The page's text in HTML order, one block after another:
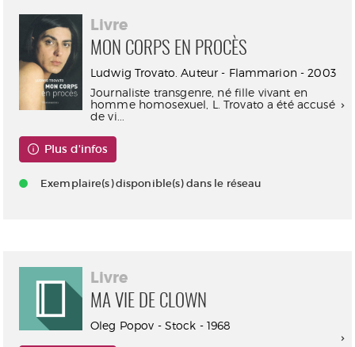
Livre
MON CORPS EN PROCÈS
Ludwig Trovato. Auteur - Flammarion - 2003
Journaliste transgenre, né fille vivant en
homme homosexuel, L. Trovato a été accusé
de vi...
Plus d'infos
Exemplaire(s) disponible(s) dans le réseau
Livre
MA VIE DE CLOWN
Oleg Popov - Stock - 1968